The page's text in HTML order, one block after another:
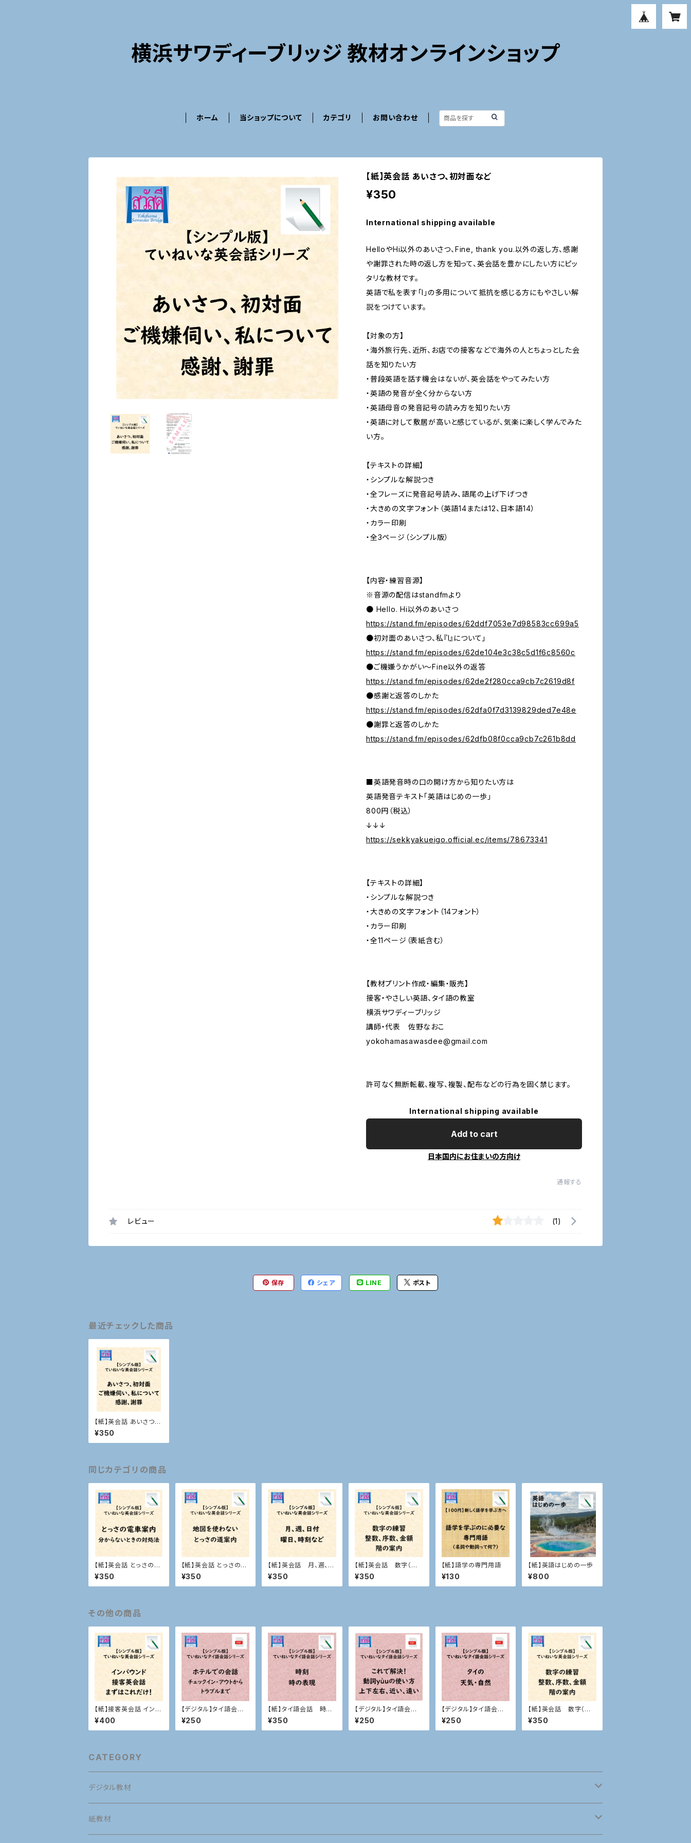
横浜サワディーブリッジ 教材オンラインショップ
ホーム 当ショップについて カテゴリ お問い合わせ
【紙】英会話 あいさつ、初対面など
¥350
International shipping available
HelloやHi以外のあいさつ、Fine, thank you.以外の返し方、感謝
や謝罪された時の返し方を知って、英会話を豊かにしたい方にピッ
タリな教材です。
英語で私を表す「I」の多用について抵抗を感じる方にもやさしい解
説をつけています。
【対象の方】
・海外旅行先、近所、お店での接客などで海外の人とちょっとした会
話を知りたい方
・普段英語を話す機会はないが、英会話をやってみたい方
・英語の発音が全く分からない方
・英語母音の発音記号の読み方を知りたい方
・英語に対して敷居が高いと感じているが、気楽に楽しく学んでみた
い方。
【テキストの詳細】
・シンプルな解説つき
・全フレーズに発音記号読み、語尾の上げ下げつき
・大きめの文字フォント（英語14または12、日本語14）
・カラー印刷
・全3ページ（シンプル版）
【内容・練習音源】
※音源の配信はstandfmより
● Hello. Hi以外のあいさつ
https://stand.fm/episodes/62ddf7053e7d98583cc699a5
●初対面のあいさつ、私『I』について」
https://stand.fm/episodes/62de104e3c38c5d1f6c8560c
●ご機嫌うかがい〜Fine以外の返答
https://stand.fm/episodes/62de2f280cca9cb7c2619d8f
●感謝と返答のしかた
https://stand.fm/episodes/62dfa0f7d3139829ded7e48e
●謝罪と返答のしかた
https://stand.fm/episodes/62dfb08f0cca9cb7c261b8dd
■英語発音時の口の開け方から知りたい方は
英語発音テキスト「英語はじめの一歩」
800円（税込）
↓↓↓
https://sekkyakueigo.official.ec/items/78673341
【テキストの詳細】
・シンプルな解説つき
・大きめの文字フォント（14フォント）
・カラー印刷
・全11ページ（表紙含む）
【教材プリント作成・編集・販売】
接客・やさしい英語、タイ語の教室
横浜サワディーブリッジ
講師・代表 佐野なおこ
yokohamasawasdee@gmail.com
許可なく無断転載、複写、複製、配布などの行為を固く禁じます。
International shipping available
Add to cart
日本国内にお住まいの方向け
通報する
レビュー (1)
保存 シェア LINE ポスト
最近チェックした商品
【紙】英会話 あいさつ、
初対面など
¥350
同じカテゴリの商品
【紙】英会話 とっさの電
車案内
¥350
【紙】英会話 とっさの道
案内
¥350
【紙】英会話 月、週、日
付、曜日、時刻など
¥350
【紙】英会話 数字（整
数、序数、金額、階の案
内）
¥350
【紙】語学の専門用語
¥130
【紙】英語はじめの一歩
¥800
その他の商品
【紙】接客英会話 インバ
ウンド
¥400
【デジタル】タイ語会話
ホテルでの会話
¥250
【紙】タイ語会話 時刻、
時の表現
¥350
【デジタル】タイ語会話
動詞yùuの使い方、上下
左右、近い、遠いなど
¥250
【デジタル】タイ語会話
天気・自然
¥250
【紙】英会話 数字（整
数、序数、金額、階の案
内）
¥350
CATEGORY
デジタル教材
英語
紙教材